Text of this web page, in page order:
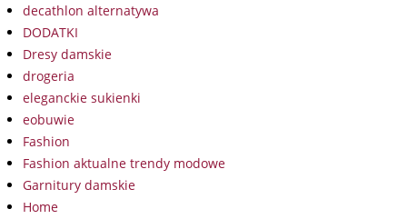
decathlon alternatywa
DODATKI
Dresy damskie
drogeria
eleganckie sukienki
eobuwie
Fashion
Fashion aktualne trendy modowe
Garnitury damskie
Home